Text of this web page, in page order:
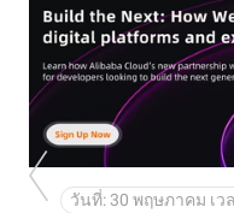
นที่: 30 พฤษภาคม เวลา 14:00-